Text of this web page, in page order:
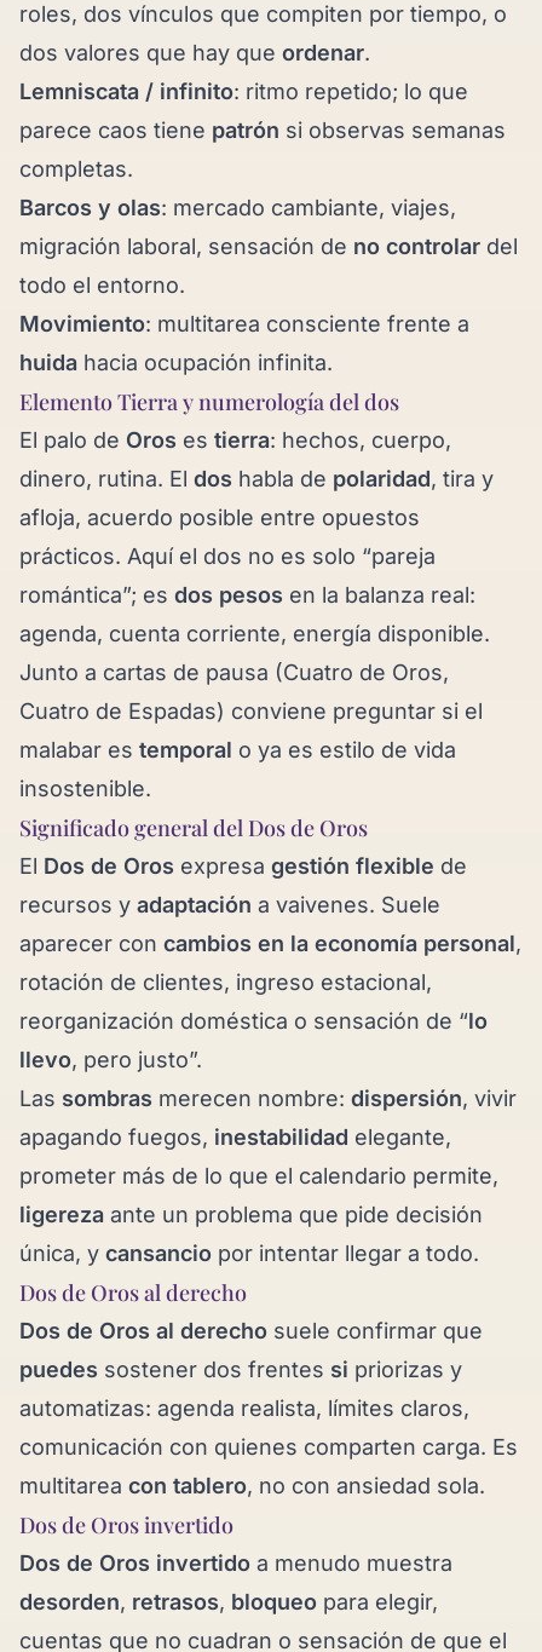
roles, dos vínculos que compiten por tiempo, o
dos valores que hay que ordenar.
Lemniscata / infinito: ritmo repetido; lo que
parece caos tiene patrón si observas semanas
completas.
Barcos y olas: mercado cambiante, viajes,
migración laboral, sensación de no controlar del
todo el entorno.
Movimiento: multitarea consciente frente a
huida hacia ocupación infinita.
Elemento Tierra y numerología del dos
El palo de Oros es tierra: hechos, cuerpo,
dinero, rutina. El dos habla de polaridad, tira y
afloja, acuerdo posible entre opuestos
prácticos. Aquí el dos no es solo “pareja
romántica”; es dos pesos en la balanza real:
agenda, cuenta corriente, energía disponible.
Junto a cartas de pausa (Cuatro de Oros,
Cuatro de Espadas) conviene preguntar si el
malabar es temporal o ya es estilo de vida
insostenible.
Significado general del Dos de Oros
El Dos de Oros expresa gestión flexible de
recursos y adaptación a vaivenes. Suele
aparecer con cambios en la economía personal,
rotación de clientes, ingreso estacional,
reorganización doméstica o sensación de “lo
llevo, pero justo”.
Las sombras merecen nombre: dispersión, vivir
apagando fuegos, inestabilidad elegante,
prometer más de lo que el calendario permite,
ligereza ante un problema que pide decisión
única, y cansancio por intentar llegar a todo.
Dos de Oros al derecho
Dos de Oros al derecho suele confirmar que
puedes sostener dos frentes si priorizas y
automatizas: agenda realista, límites claros,
comunicación con quienes comparten carga. Es
multitarea con tablero, no con ansiedad sola.
Dos de Oros invertido
Dos de Oros invertido a menudo muestra
desorden, retrasos, bloqueo para elegir,
cuentas que no cuadran o sensación de que el